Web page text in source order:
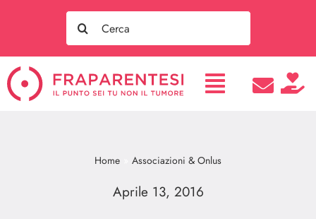
Search
for:
Home Associazioni & Onlus
Aprile 13, 2016